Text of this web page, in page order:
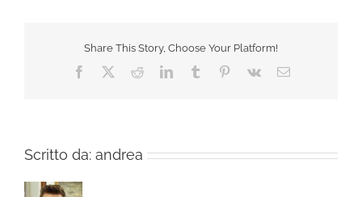
Share This Story, Choose Your Platform!
Facebook RedditLinkedInTumblr Pinterest
Vk Email
Scritto da: andrea